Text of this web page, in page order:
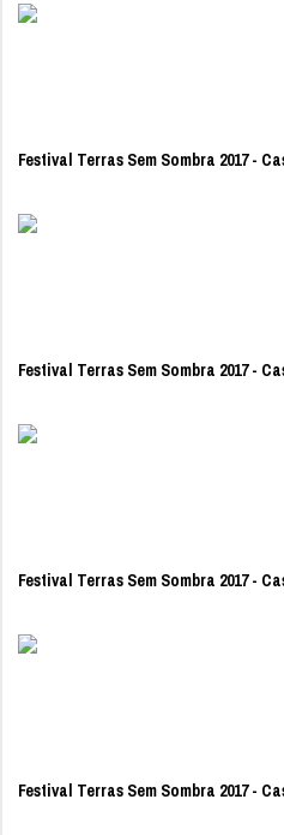
Festival Terras Sem Sombra 2017 -
Festival Terras Sem Sombra 2017 -
Festival Terras Sem Sombra 2017 -
Festival Terras Sem Sombra 2017 -